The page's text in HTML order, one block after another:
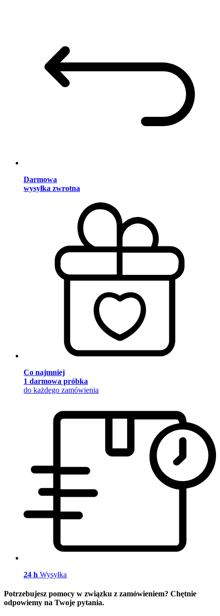
Darmowa
wysyłka zwrotna
Co najmniej
1 darmowa próbka
do każdego zamówienia
24 h Wysyłka
Potrzebujesz pomocy w związku z zamówieniem? Chętnie
odpowiemy na Twoje pytania.